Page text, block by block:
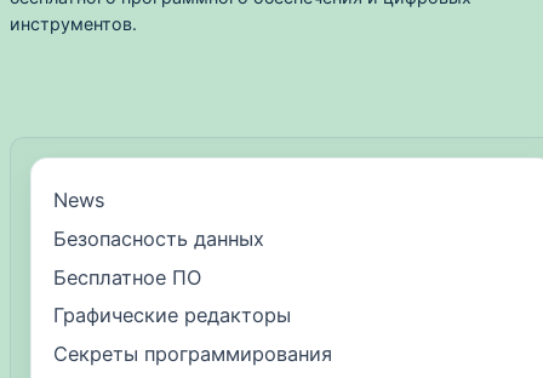
инструментов.
News
Безопасность данных
Бесплатное ПО
Графические редакторы
Секреты программирования